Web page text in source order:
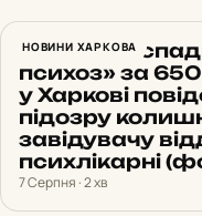
НОВИНИ ХАРКОВА
Вигадав
психоз» за
у Харкові
підозру
завідувачу
психлікарні
7 Серпня · 2 хв